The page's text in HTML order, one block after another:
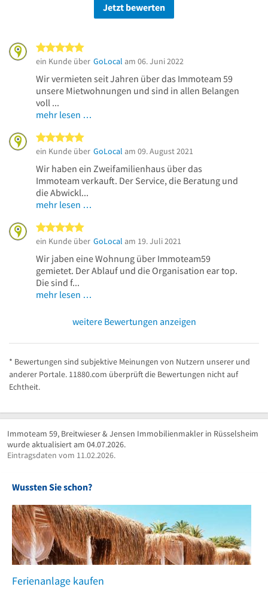
Jetzt bewerten
ein Kunde über GoLocal am 06. Juni 2022
Wir vermieten seit Jahren über das Immoteam 59
unsere Mietwohnungen und sind in allen Belangen
voll ...
mehr lesen …
ein Kunde über GoLocal am 09. August 2021
Wir haben ein Zweifamilienhaus über das
Immoteam verkauft. Der Service, die Beratung und
die Abwickl...
mehr lesen …
ein Kunde über GoLocal am 19. Juli 2021
Wir jaben eine Wohnung über Immoteam59
gemietet. Der Ablauf und die Organisation ear top.
Die sind f...
mehr lesen …
weitere Bewertungen anzeigen
* Bewertungen sind subjektive Meinungen von Nutzern unserer und
anderer Portale. 11880.com überprüft die Bewertungen nicht auf
Echtheit.
Immoteam 59, Breitwieser & Jensen Immobilienmakler in Rüsselsheim
wurde aktualisiert am 04.07.2026.
Eintragsdaten vom 11.02.2026.
Wussten Sie schon?
Ferienanlage kaufen